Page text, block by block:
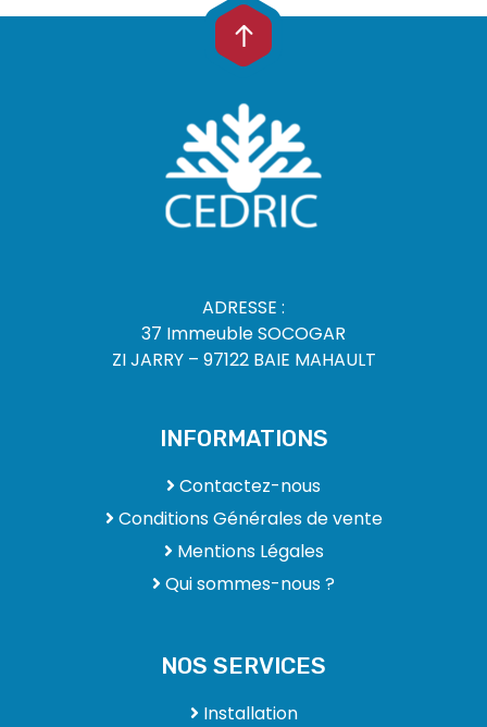
ADRESSE :
37 Immeuble SOCOGAR
ZI JARRY – 97122 BAIE MAHAULT
INFORMATIONS
Contactez-nous
Conditions Générales de vente
Mentions Légales
Qui sommes-nous ?
NOS SERVICES
Installation